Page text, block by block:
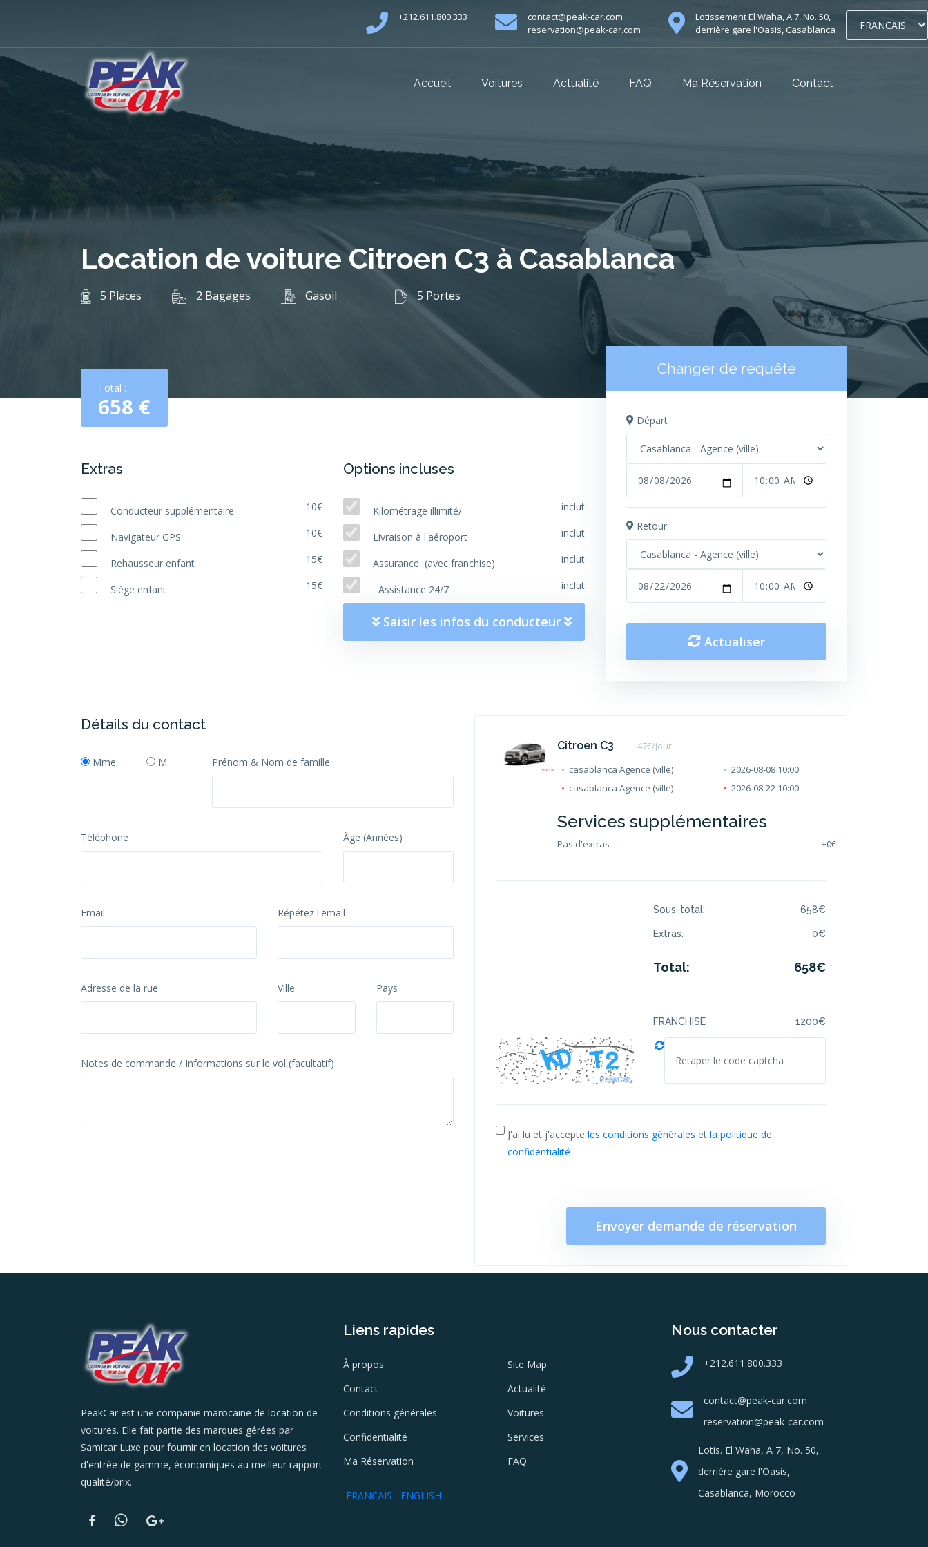
+212.611.800.333
contact@peak-car.com
reservation@peak-car.com
Lotissement El Waha, A 7, No. 50,
derrière gare l'Oasis, Casablanca
Accueil Voitures Actualité FAQ Ma Réservation Contact
Location de voiture Citroen C3 à Casablanca
5 Places 2 Bagages Gasoil 5 Portes
Total :
658 €
Extras
Conducteur supplémentaire 10€
Navigateur GPS 10€
Rehausseur enfant 15€
Siége enfant 15€
Options incluses
Kilométrage illimité/ inclut
Livraison à l'aéroport inclut
Assurance (avec franchise) inclut
Assistance 24/7 inclut
Saisir les infos du conducteur
Changer de requête
Départ
Retour
Actualiser
Détails du contact
Mme. M. Prénom & Nom de famille
Téléphone Âge (Années)
Email Répétez l'email
Adresse de la rue Ville Pays
Notes de commande / Informations sur le vol (facultatif)
Citroen C3 47€/jour
casablanca Agence (ville)
2026-08-08 10:00
casablanca Agence (ville)
2026-08-22 10:00
Services supplémentaires
Pas d'extras +0€
Sous-total: 658€
Extras: 0€
Total: 658€
FRANCHISE 1200€
J'ai lu et j'accepte les conditions générales et la politique de
confidentialité
Envoyer demande de réservation
PeakCar est une companie marocaine de location de
voitures. Elle fait partie des marques gérées par
Samicar Luxe pour fournir en location des voitures
d'entrée de gamme, économiques au meilleur rapport
qualité/prix.
Liens rapides
À propos
Contact
Conditions générales
Confidentialité
Ma Réservation
FRANCAIS ENGLISH
Site Map
Actualité
Voitures
Services
FAQ
Nous contacter
+212.611.800.333
contact@peak-car.com
reservation@peak-car.com
Lotis. El Waha, A 7, No. 50,
derrière gare l'Oasis,
Casablanca, Morocco